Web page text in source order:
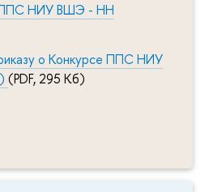
ППС НИУ ВШЭ - НН
о Конкурсе ППС НИУ
(PDF, 295 Кб)